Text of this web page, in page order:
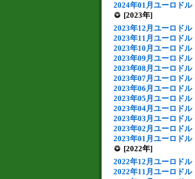
2024年01月ユーロドル
[2023年]
2023年12月ユーロドル
2023年11月ユーロドル
2023年10月ユーロドル
2023年09月ユーロドル
2023年08月ユーロドル
2023年07月ユーロドル
2023年06月ユーロドル
2023年05月ユーロドル
2023年04月ユーロドル
2023年03月ユーロドル
2023年02月ユーロドル
2023年01月ユーロドル
[2022年]
2022年12月ユーロドル
2022年11月ユーロドル